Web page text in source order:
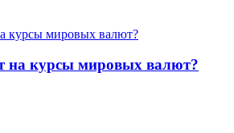
на курсы мировых валют?